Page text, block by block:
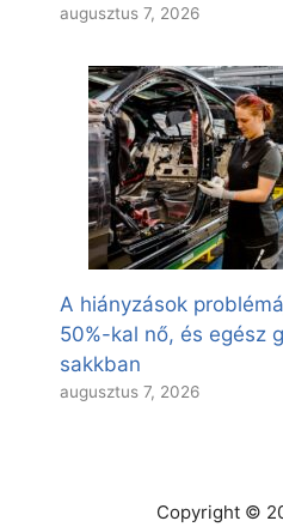
augusztus 7, 2026
A hiányzások
50%-kal nő, és egész
sakkban
augusztus 7, 2026
Copyright ©